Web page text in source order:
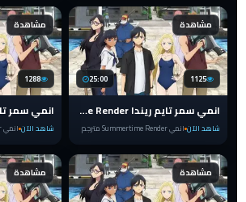
مشاهدة
25:00 1125
انمي سمر تايم ريندا Summertime Render الحلقة 19 مترجم
شاهد الآن انمي Summertime Render مترجم
مشاهدة
1288
شاهد الآن انمي Summertime Render مترجم
مشاهدة مشاهدة